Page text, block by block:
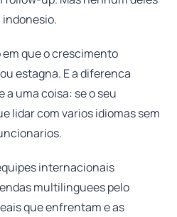
em que o crescimento
estagna. E a diferenca
a uma coisa: se o seu
lidar com varios idiomas sem
internacionais
multilinguees pelo
que enfrentam e as